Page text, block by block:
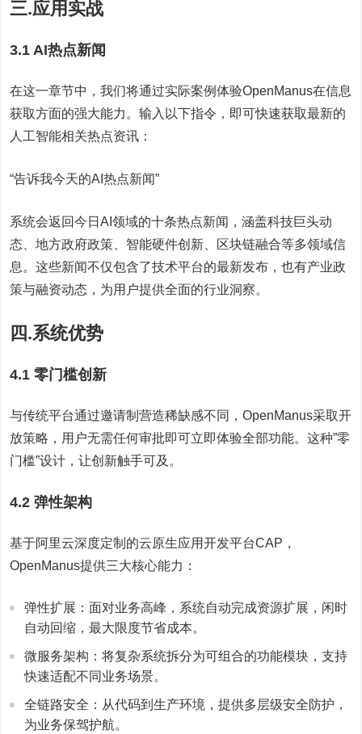
三.应用实战
3.1 AI热点新闻
在这一章节中，我们将通过实际案例体验OpenManus在信息
获取方面的强大能力。输入以下指令，即可快速获取最新的
人工智能相关热点资讯：
“告诉我今天的AI热点新闻”
系统会返回今日AI领域的十条热点新闻，涵盖科技巨头动
态、地方政府政策、智能硬件创新、区块链融合等多领域信
息。这些新闻不仅包含了技术平台的最新发布，也有产业政
策与融资动态，为用户提供全面的行业洞察。
四.系统优势
4.1 零门槛创新
与传统平台通过邀请制营造稀缺感不同，OpenManus采取开
放策略，用户无需任何审批即可立即体验全部功能。这种”零
门槛”设计，让创新触手可及。
4.2 弹性架构
基于阿里云深度定制的云原生应用开发平台CAP，
OpenManus提供三大核心能力：
弹性扩展：面对业务高峰，系统自动完成资源扩展，闲时
自动回缩，最大限度节省成本。
微服务架构：将复杂系统拆分为可组合的功能模块，支持
快速适配不同业务场景。
全链路安全：从代码到生产环境，提供多层级安全防护，
为业务保驾护航。